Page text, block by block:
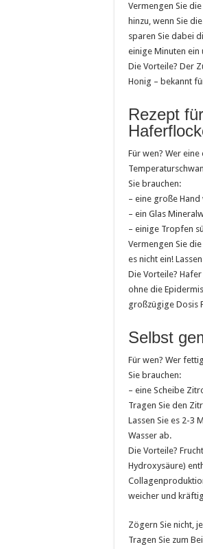
Vermengen Sie
hinzu, wenn Sie
sparen Sie dabei
einige Minuten ein
Die Vorteile? Der
Honig – bekannt
Rezept
Für wen? Wer
Sie brauchen:
– eine große
– ein Glas
– einige Tropfen
Vermengen Sie
es nicht ein!
Die Vorteile?
ohne die
großzügige Dosis
Selbst
Für wen? Wer
Sie brauchen:
– eine Scheibe
Tragen Sie den
Lassen Sie es 2-3
Wasser ab.
Die Vorteile?
Hydroxysäure)
weicher und
Zögern Sie nicht,
Tragen Sie zum